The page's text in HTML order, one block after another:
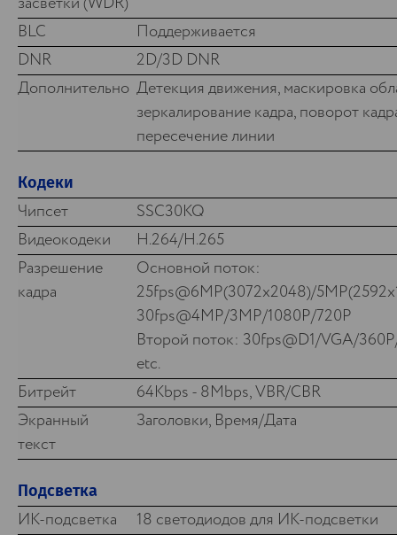
BLC
Поддерживается
DNR
2D/3D DNR
Дополнительно Детекция движения, маскировка
зеркалирование кадра, поворот
пересечение линии
Кодеки
Чипсет
SSC30KQ
Видеокодеки
H.264/H.265
Разрешение
кадра
Основной поток:
25fps@6MP(3072x2048)/
30fps@4MP/3MP/1080P/720P
Второй поток: 30fps@D1/VGA/
etc.
Битрейт
64Kbps - 8Mbps, VBR/CBR
Экранный
текст
Заголовки, Время/Дата
Подсветка
ИК-подсветка
18 светодиодов для ИК-подсветки